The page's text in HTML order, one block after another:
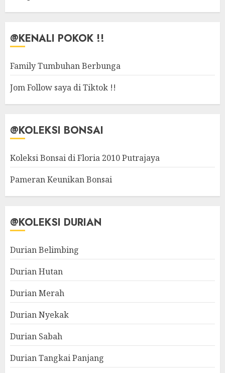
@KENALI POKOK !!
Family Tumbuhan Berbunga
Jom Follow saya di Tiktok !!
@KOLEKSI BONSAI
Koleksi Bonsai di Floria 2010 Putrajaya
Pameran Keunikan Bonsai
@KOLEKSI DURIAN
Durian Belimbing
Durian Hutan
Durian Merah
Durian Nyekak
Durian Sabah
Durian Tangkai Panjang